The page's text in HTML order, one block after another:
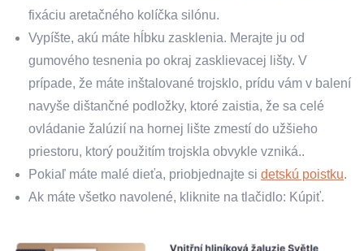
fixáciu aretačného kolíčka silónu.
Vypíšte, akú máte hĺbku zasklenia. Merajte ju od
gumového tesnenia po okraj zasklievacej lišty. V
prípade, že máte inštalované trojsklo, prídu vám v balení
navyše dištančné podložky, ktoré zaistia, že sa celé
ovládanie žalúzií na hornej lište zmestí do užšieho
priestoru, ktorý použitím trojskla obvykle vzniká..
Pokiaľ máte malé dieťa, priobjednajte si detskú poistku.
Ak máte všetko navolené, kliknite na tlačidlo: Kúpiť.